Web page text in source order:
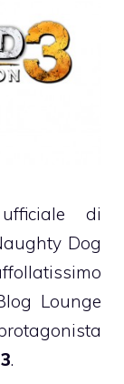
di
Dog
Lounge
.